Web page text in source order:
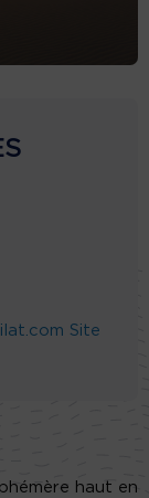
Site
haut en